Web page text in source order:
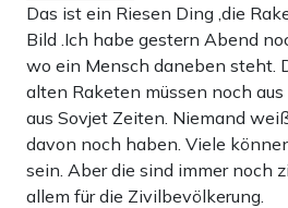
Das ist ein Riesen Ding ,die
Bild .Ich habe gestern Abend
wo ein Mensch daneben steht.
alten Raketen müssen noch aus
aus Sovjet Zeiten. Niemand
davon noch haben. Viele
sein. Aber die sind immer noch
allem für die Zivilbevölkerung.